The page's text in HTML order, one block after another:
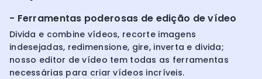
- Ferramentas poderosas de edição de vídeo
Divida e combine vídeos, recorte imagens
indesejadas, redimensione, gire, inverta e divida;
nosso editor de vídeo tem todas as ferramentas
necessárias para criar vídeos incríveis.